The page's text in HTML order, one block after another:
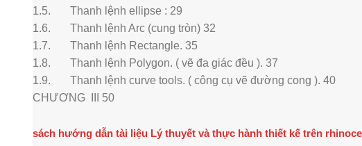
1.5. Thanh lệnh ellipse : 29
1.6. Thanh lệnh Arc (cung tròn) 32
1.7. Thanh lệnh Rectangle. 35
1.8. Thanh lệnh Polygon. ( vẽ đa giác đều ). 37
1.9. Thanh lệnh curve tools. ( công cụ vẽ đường cong ). 40
CHƯƠNG III 50
sách hướng dẫn tài liệu Lý thuyết và thực hành thiết kế trên